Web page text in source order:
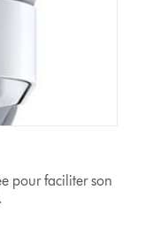
pour faciliter son